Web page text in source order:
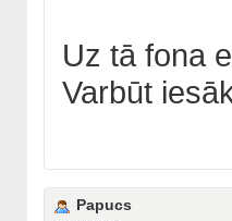
Uz tā fona
Varbūt
Papucs